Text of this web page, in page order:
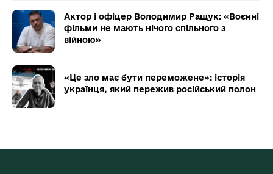
Актор і офіцер Володимир Ращук: «Воєнні
фільми не мають нічого спільного з
війною»
«Це зло має бути переможене»: історія
українця, який пережив російський полон